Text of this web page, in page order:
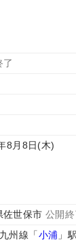
了
8月8日(木)
佐世保市 公開終
州線「小浦 」